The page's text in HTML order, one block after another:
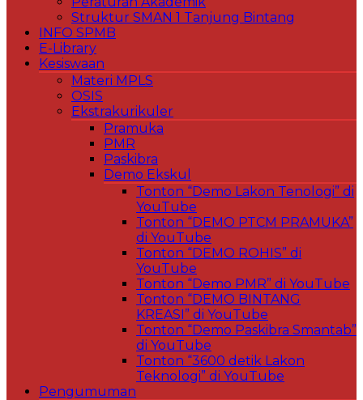
Struktur SMAN 1 Tanjung Bintang
INFO SPMB
E-Library
Kesiswaan
Materi MPLS
OSIS
Ekstrakurikuler
Pramuka
PMR
Paskibra
Demo Ekskul
Tonton “Demo Lakon Tenologi” di
YouTube
Tonton “DEMO PTCM PRAMUKA”
di YouTube
Tonton “DEMO ROHIS” di
YouTube
Tonton “Demo PMR” di YouTube
Tonton “DEMO BINTANG
KREASI” di YouTube
Tonton “Demo Paskibra Smantab”
di YouTube
Tonton “3600 detik Lakon
Teknologi” di YouTube
Pengumuman